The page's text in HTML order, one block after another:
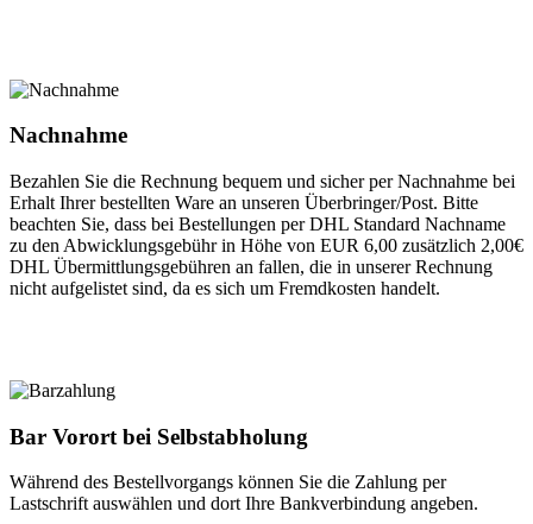
Nachnahme
Bezahlen Sie die Rechnung bequem und sicher per Nachnahme bei
Erhalt Ihrer bestellten Ware an unseren Überbringer/Post. Bitte
beachten Sie, dass bei Bestellungen per DHL Standard Nachname
zu den Abwicklungsgebühr in Höhe von EUR 6,00 zusätzlich 2,00€
DHL Übermittlungsgebühren an fallen, die in unserer Rechnung
nicht aufgelistet sind, da es sich um Fremdkosten handelt.
Bar Vorort bei Selbstabholung
Während des Bestellvorgangs können Sie die Zahlung per
Lastschrift auswählen und dort Ihre Bankverbindung angeben.